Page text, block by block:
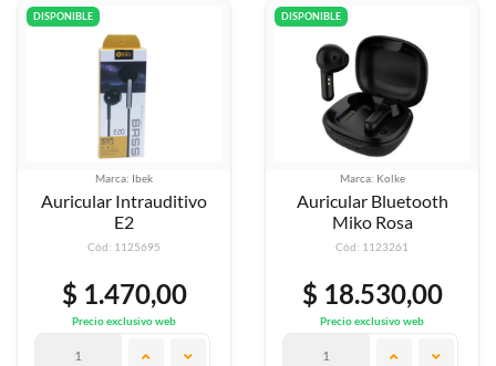
DISPONIBLE
Marca: Ibek
Auricular Intrauditivo
E2
Cód: 1125695
$ 1.470,00
Precio exclusivo web
DISPONIBLE
Marca: Kolke
Auricular Bluetooth
Miko Rosa
Cód: 1123261
$ 18.530,00
Precio exclusivo web